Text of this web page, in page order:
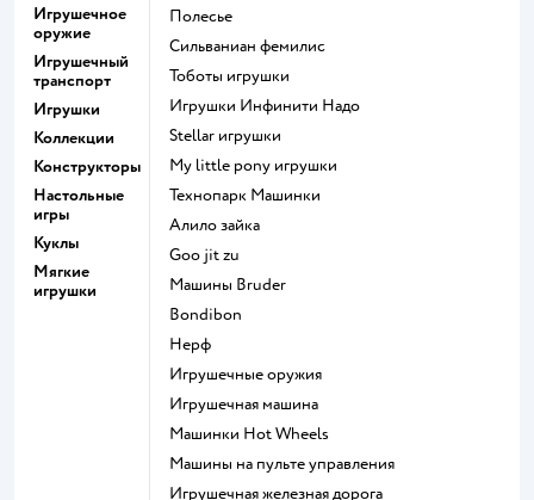
Игрушечное
оружие
Игрушечный
транспорт
Игрушки
Коллекции
Конструкторы
Настольные
игры
Куклы
Мягкие
игрушки
Полесье
Сильваниан фемилис
Тоботы игрушки
Игрушки Инфинити Надо
Stellar игрушки
my little pony игрушки
Технопарк Машинки
Алило зайка
Goo jit zu
Машины Bruder
Bondibon
Нерф
Игрушечные оружия
Игрушечная машина
Машинки Hot Wheels
Машины на пульте управления
Игрушечная железная дорога